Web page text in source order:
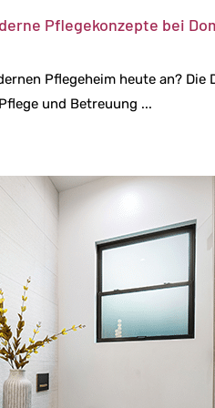
Pflegekonzepte bei
Pflegeheim heute an?
und Betreuung ...